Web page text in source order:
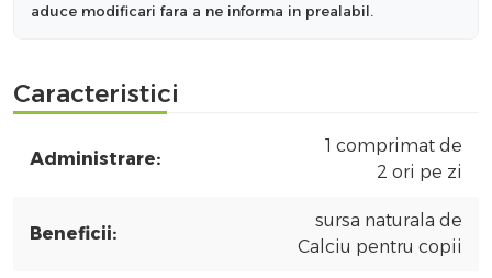
aduce modificari fara a ne informa in prealabil.
Caracteristici
Administrare:
1 comprimat de
2 ori pe zi
Beneficii:
sursa naturala de
Calciu pentru copii